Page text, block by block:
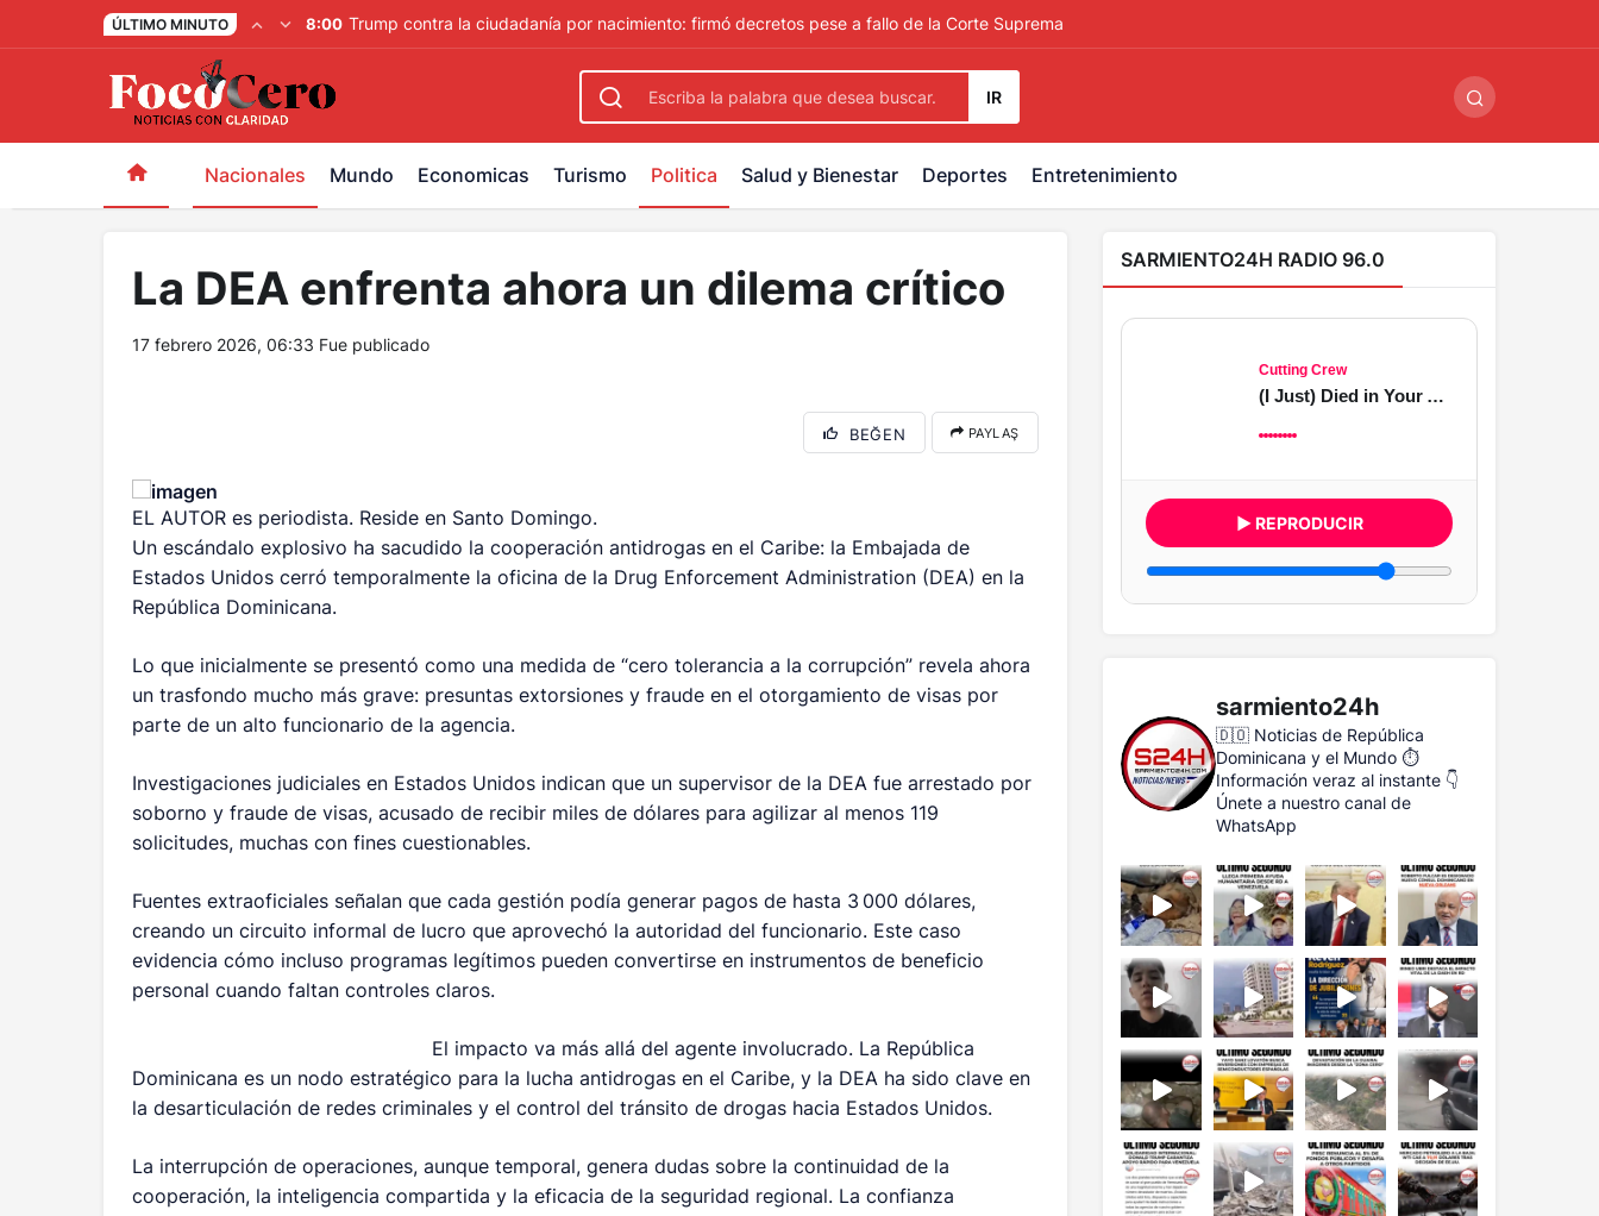
pusulabet giriş-trwin giriş levabet - vizebet giriş - masterbetting palacebet1.com - kralbet yeni giriş - tlcasino giriş
ÚLTIMO MINUTO 8:00 Trump contra la ciudadanía por nacimiento: firmó decretos pese a fallo de la Corte Suprema
IR
Nacionales Mundo Economicas Turismo Politica Salud y Bienestar Deportes Entretenimiento
La DEA enfrenta ahora un dilema crítico
17 febrero 2026, 06:33 Fue publicado
BEĞEN PAYLAŞ
EL AUTOR es periodista. Reside en Santo Domingo.
Un escándalo explosivo ha sacudido la cooperación antidrogas en el Caribe: la Embajada de
Estados Unidos cerró temporalmente la oficina de la Drug Enforcement Administration (DEA) en la
República Dominicana.
Lo que inicialmente se presentó como una medida de “cero tolerancia a la corrupción” revela ahora
un trasfondo mucho más grave: presuntas extorsiones y fraude en el otorgamiento de visas por
parte de un alto funcionario de la agencia.
Investigaciones judiciales en Estados Unidos indican que un supervisor de la DEA fue arrestado por
soborno y fraude de visas, acusado de recibir miles de dólares para agilizar al menos 119
solicitudes, muchas con fines cuestionables.
Fuentes extraoficiales señalan que cada gestión podía generar pagos de hasta 3 000 dólares,
creando un circuito informal de lucro que aprovechó la autoridad del funcionario. Este caso
evidencia cómo incluso programas legítimos pueden convertirse en instrumentos de beneficio
personal cuando faltan controles claros.
El impacto va más allá del agente involucrado. La República
Dominicana es un nodo estratégico para la lucha antidrogas en el Caribe, y la DEA ha sido clave en
la desarticulación de redes criminales y el control del tránsito de drogas hacia Estados Unidos.
La interrupción de operaciones, aunque temporal, genera dudas sobre la continuidad de la
cooperación, la inteligencia compartida y la eficacia de la seguridad regional. La confianza
SARMIENTO24H RADIO 96.0
Cutting Crew
(I Just) Died in Your Arms
▶ REPRODUCIR
sarmiento24h
🇩🇴 Noticias de República
Dominicana y el Mundo ⏱️
Información veraz al instante 👇
Únete a nuestro canal de
WhatsApp